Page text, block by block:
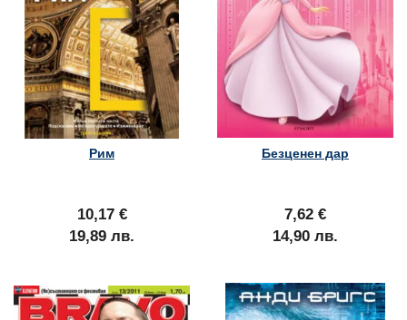
Рим
10,17 €
19,89 лв.
Безценен дар
7,62 €
14,90 лв.